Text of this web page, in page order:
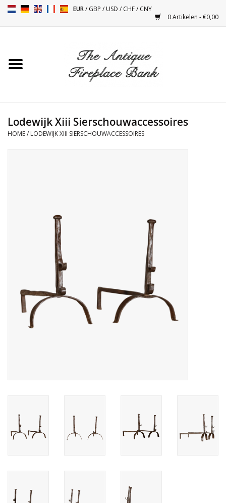
EUR/GBP /USD /CHF/CNY
0 Artikelen - €0,00
Toebehoren
Decoratieve Outdoor
Vloeren - Steen, Terra Cotta
& Marmer
Login
Lodewijk Xiii Sierschouwaccessoires
HOME/ LODEWIJK XIII SIERSCHOUWACCESSOIRES